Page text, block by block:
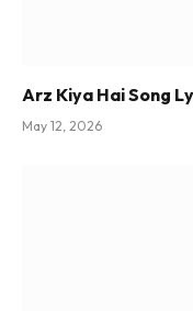
Arz Kiya Hai Song
May 12, 2026